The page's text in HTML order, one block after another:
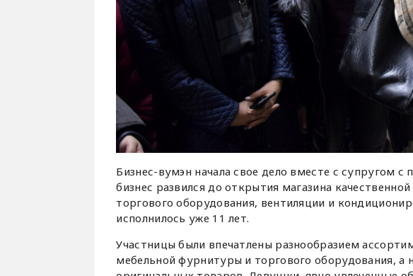
Бизнес-вумэн начала свое дело вместе с супругом
бизнес развился до открытия магазина
торгового оборудования, вентиляции и
исполнилось уже 11 лет.
Участницы были впечатлены разнообразием
мебельной фурнитуры и торгового оборудования, а